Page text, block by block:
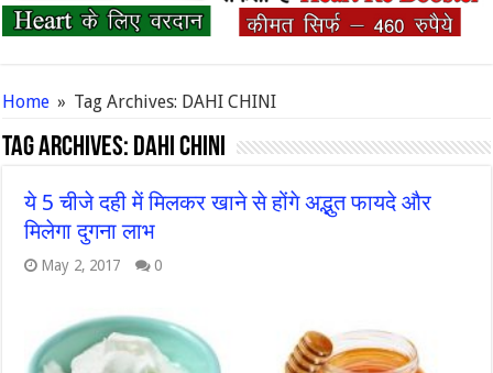
Home » Tag Archives: DAHI CHINI
Tag Archives: DAHI CHINI
ये 5 चीजे दही में मिलकर खाने से होंगे अद्भुत फायदे और
मिलेगा दुगना लाभ
May 2, 2017 0